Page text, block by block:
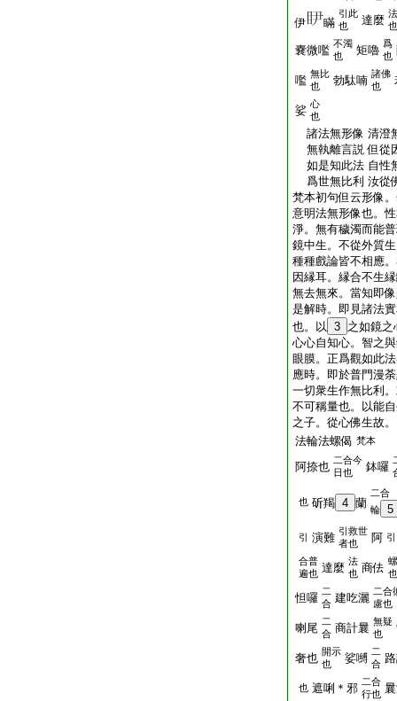
伊 瞞
引此
也
達麼 法
也
嚢微嚂 不濁
也
矩嚕 爲
也
嚂 無比
也
勃駄喃 諸佛
也
娑 心
也
諸法無形像 清澄
無執離言説 但從
如是知此法 自性
爲世無比利 汝從
梵本初句但云形像
意明法無形像也。
淨。無有穢濁而能
鏡中生。不從外質
種種戲論皆不相應
因縁耳。縁合不生
無去無來。當知即
是解時。即見諸法
也。以 3 之如鏡
心心自知心。智之
眼膜。正爲觀如此
應時。即於普門漫
一切衆生作無比利
不可稱量也。以能
之子。從心佛生故
法輪法螺偈 梵本
阿捺也 二合今
日也
鉢囉
也 斫羯 4 蘭
二合
輪
5
引 演難 引救世
者也
阿 引
合普
遍也 達麼 法
也 商佉 螺
也
怛囉 二
合 建吃灑 二合
慮也
喇尾 二
合 商計曩 無疑
也
奢也 開示
也
娑嚩 二
合
也 遮唎＊邪 二合
行也